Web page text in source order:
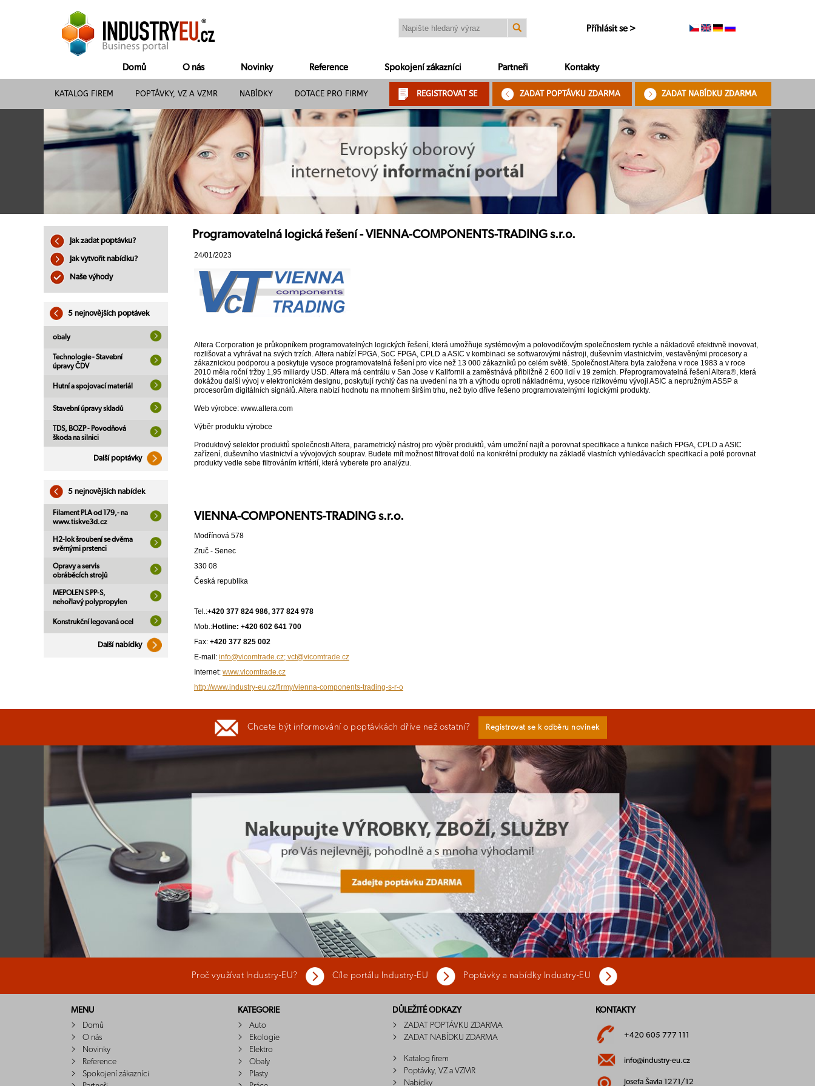
Příhlásit se >
Domů O nás Novinky Reference Spokojení zákazníci Partneři Kontakty
KATALOG FIREM POPTÁVKY, VZ A VZMR NABÍDKY DOTACE PRO FIRMY REGISTROVAT SE ZADAT POPTÁVKU ZDARMA ZADAT NABÍDKU ZDARMA
Jak zadat poptávku?
Jak vytvořit nabídku?
Naše výhody
5 nejnovějších poptávek
obaly
Technologie - Stavební
úpravy ČDV
Hutní a spojovací materiál
Stavební úpravy skladů
TDS, BOZP - Povodňová
škoda na silnici
Další poptávky
5 nejnovějších nabídek
Filament PLA od 179,- na
www.tiskve3d.cz
H2-lok šroubení se dvěma
svěrnými prstenci
Opravy a servis
obráběcích strojů
MEPOLEN S PP-S,
nehořlavý polypropylen
Konstrukční legovaná ocel
Další nabídky
Programovatelná logická řešení - VIENNA-COMPONENTS-TRADING s.r.o.
24/01/2023
Altera Corporation je průkopníkem programovatelných logických řešení, která umožňuje systémovým a polovodičovým společnostem rychle a nákladově efektivně inovovat,
rozlišovat a vyhrávat na svých trzích. Altera nabízí FPGA, SoC FPGA, CPLD a ASIC v kombinaci se softwarovými nástroji, duševním vlastnictvím, vestavěnými procesory a
zákaznickou podporou a poskytuje vysoce programovatelná řešení pro více než 13 000 zákazníků po celém světě. Společnost Altera byla založena v roce 1983 a v roce
2010 měla roční tržby 1,95 miliardy USD. Altera má centrálu v San Jose v Kalifornii a zaměstnává přibližně 2 600 lidí v 19 zemích. Přeprogramovatelná řešení Altera®, která
dokážou další vývoj v elektronickém designu, poskytují rychlý čas na uvedení na trh a výhodu oproti nákladnému, vysoce rizikovému vývoji ASIC a nepružným ASSP a
procesorům digitálních signálů. Altera nabízí hodnotu na mnohem širším trhu, než bylo dříve řešeno programovatelnými logickými produkty.
Web výrobce: www.altera.com
Výběr produktu výrobce
Produktový selektor produktů společnosti Altera, parametrický nástroj pro výběr produktů, vám umožní najít a porovnat specifikace a funkce našich FPGA, CPLD a ASIC
zařízení, duševního vlastnictví a vývojových souprav. Budete mít možnost filtrovat dolů na konkrétní produkty na základě vlastních vyhledávacích specifikací a poté porovnat
produkty vedle sebe filtrováním kritérií, která vyberete pro analýzu.
VIENNA-COMPONENTS-TRADING s.r.o.
Modřínová 578
Zruč - Senec
330 08
Česká republika
Tel.:+420 377 824 986, 377 824 978
Mob.:Hotline: +420 602 641 700
Fax: +420 377 825 002
E-mail: info@vicomtrade.cz; vct@vicomtrade.cz
Internet: www.vicomtrade.cz
http://www.industry-eu.cz/firmy/vienna-components-trading-s-r-o
Chcete být informování o poptávkách dříve než ostatní? Registrovat se k odběru novinek
Proč využívat Industry-EU? Cíle portálu Industry-EU Poptávky a nabídky Industry-EU
MENU
Domů
O nás
Novinky
Reference
Spokojení zákazníci
KATEGORIE
Auto
Ekologie
Elektro
Obaly
Plasty
DŮLEŽITÉ ODKAZY
ZADAT POPTÁVKU ZDARMA
ZADAT NABÍDKU ZDARMA
Katalog firem
Poptávky, VZ a VZMR
Nabídky
KONTAKTY
+420 605 777 111
info@industry-eu.cz
Josefa Šavla 1271/12